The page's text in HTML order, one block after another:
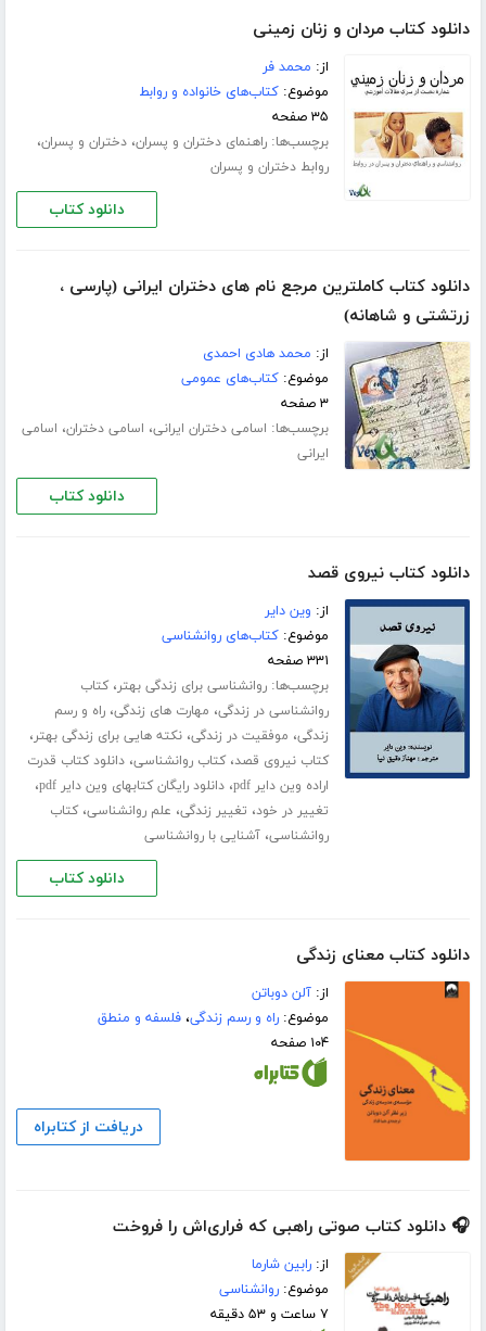
دانلود کتاب مردان و زنان زمینی
از: محمد فر
موضوع:کتاب‌های خانواده و روابط
۳۵ صفحه
برچسب‌ها:راهنمای دختران و پسران،دختران و پسران،
روابط دختران و پسران
دانلود کتاب
دانلود کتاب کاملترین مرجع نام های دختران ایرانی (پارسی ،
زرتشتی و شاهانه)
از: محمد هادی احمدی
موضوع:کتاب‌های عمومی
۳ صفحه
برچسب‌ها: اسامی دختران ایرانی، اسامی دختران، اسامی
ایرانی
دانلود کتاب
دانلود کتاب نیروی قصد
از: وین دایر
موضوع:کتاب‌های روانشناسی
۳۳۱ صفحه
برچسب‌ها:روانشناسی برای زندگی بهتر،کتاب
روانشناسی در زندگی، مهارت های زندگی،راه و رسم
زندگی، موفقیت در زندگی،نکته هایی برای زندگی بهتر،
کتاب نیروی قصد،کتاب روانشناسی،دانلود کتاب قدرت
اراده وین دایر pdf
،دانلود رایگان کتابهای وین دایر pdf ،
تغییر در خود، تغییر زندگی، علم روانشناسی،کتاب
روانشناسی،آشنایی با روانشناسی
دانلود کتاب
دانلود کتاب معنای زندگی
از:آلن دوباتن
موضوع:راه و رسم زندگی،فلسفه و منطق
۱۰۴ صفحه
دریافت از کتابراه
🎧 دانلود کتاب صوتی راهبی که فراری‌اش را فروخت
از:رابین شارما
موضوع:روانشناسی
۷ ساعت و ۵۳ دقیقه